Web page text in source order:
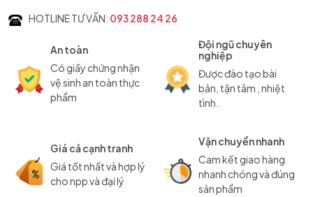
HOTLINE TƯ VẤN: 093 288 24 26
An toàn
Có giấy chứng nhận
vệ sinh an toàn thực
phẩm
Đội ngũ chuyên
nghiệp
Được đào tạo bài
bản, tận tâm , nhiệt
tình.
Giá cả cạnh tranh
Giá tốt nhất và hợp lý
cho npp và đại lý
Vận chuyển nhanh
Cam kết giao hàng
nhanh chóng và đúng
sản phẩm